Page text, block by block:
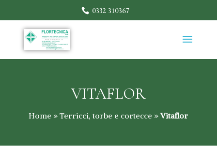
0332 310367
VITAFLOR
Home »Terricci, torbe e cortecce »Vitaflor